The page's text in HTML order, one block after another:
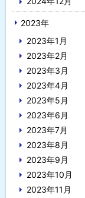
2023年
2023年1月
2023年2月
2023年3月
2023年4月
2023年5月
2023年6月
2023年7月
2023年8月
2023年9月
2023年10月
2023年11月